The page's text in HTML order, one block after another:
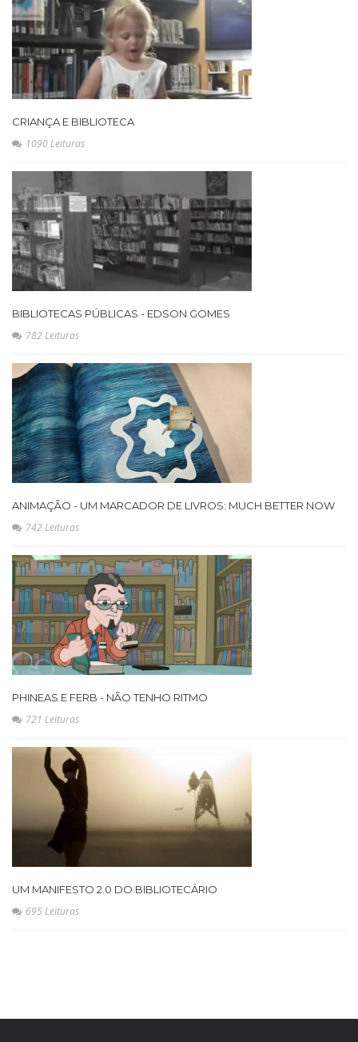
CRIANÇA E BIBLIOTECA
1090 Leituras
BIBLIOTECAS PÚBLICAS - EDSON GOMES
782 Leituras
ANIMAÇÃO - UM MARCADOR DE LIVROS: MUCH BETTER NOW
742 Leituras
PHINEAS E FERB - NÃO TENHO RITMO
721 Leituras
UM MANIFESTO 2.0 DO BIBLIOTECÁRIO
695 Leituras